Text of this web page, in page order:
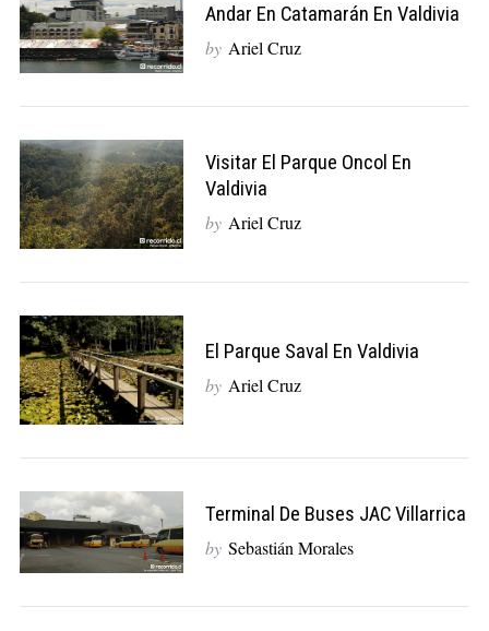
Andar En Catamarán En Valdivia
by Ariel Cruz
Visitar El Parque Oncol En
Valdivia
by Ariel Cruz
El Parque Saval En Valdivia
by Ariel Cruz
Terminal De Buses JAC Villarrica
by Sebastián Morales
S
a
r
c
h
f
o
: